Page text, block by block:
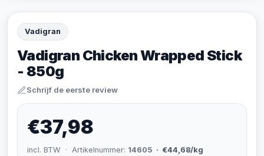
Vadigran
Vadigran Chicken Wrapped Stick
- 850g
Schrijf de eerste review
€37,98
incl. BTW · Artikelnummer: 14605 · €44,68/kg